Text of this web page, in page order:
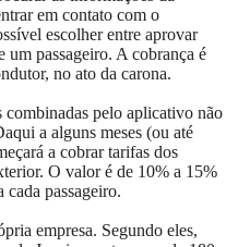
em contato com o
escolher entre aprovar
um passageiro. A cobrança é
no ato da carona.
pelo aplicativo não
a alguns meses (ou até
a cobrar tarifas dos
O valor é de 10% a 15%
cada passageiro.
empresa. Segundo eles,